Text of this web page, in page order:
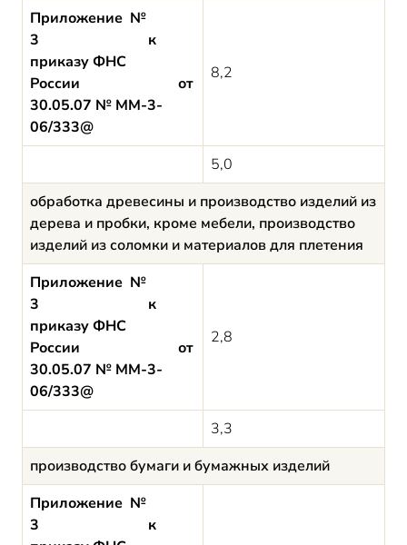
Приложение №
3 к
приказу ФНС
России от
30.05.07 № ММ-3-
06/333@
8,2
5,0
обработка древесины и производство изделий из
дерева и пробки, кроме мебели, производство
изделий из соломки и материалов для плетения
Приложение №
3 к
приказу ФНС
России от
30.05.07 № ММ-3-
06/333@
2,8
3,3
производство бумаги и бумажных изделий
Приложение №
3 к